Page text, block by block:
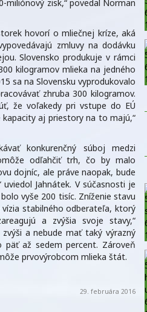
miliónový zisk,“ povedal Norman
hovorí o mliečnej kríze, aká
zmluvy na dodávku
Slovensko produkuje v rámci
kilogramov mlieka na jedného
sa na Slovensku vyprodukovalo
zhruba 300 kilogramov.
že voľakedy pri vstupe do EÚ
aj priestory na to majú,“
konkurenčný súboj medzi
odľahčiť trh, čo by malo
dojníc, ale práve naopak, bude
Jahnátek. V súčasnosti je
vyše 200 tisíc. Zníženie stavu
vízia stabilného odberateľa, ktorý
a zvýšia svoje stavy,“
a nebude mať taký výrazný
až sedem percent. Zároveň
prvovýrobcom mlieka štát.
29. februára 2016